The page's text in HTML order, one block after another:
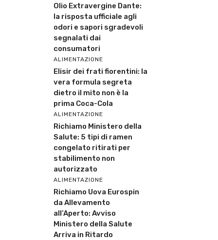
Olio Extravergine Dante:
la risposta ufficiale agli
odori e sapori sgradevoli
segnalati dai
consumatori
ALIMENTAZIONE
Elisir dei frati fiorentini: la
vera formula segreta
dietro il mito non è la
prima Coca-Cola
ALIMENTAZIONE
Richiamo Ministero della
Salute: 5 tipi di ramen
congelato ritirati per
stabilimento non
autorizzato
ALIMENTAZIONE
Richiamo Uova Eurospin
da Allevamento
all’Aperto: Avviso
Ministero della Salute
Arriva in Ritardo